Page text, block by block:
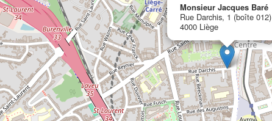
Monsieur Jacques Baré
Rue Darchis, 1 (boîte 012)
4000 Liège